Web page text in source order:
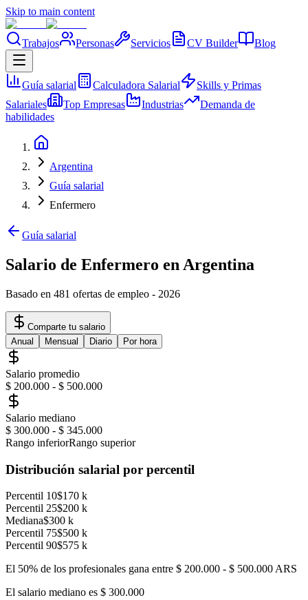
Skip to main content
Trabajos Personas Servicios CV Builder Blog
Guía salarial Calculadora Salarial
Skills y Primas
Salariales
Top Empresas Industrias
Demanda de
habilidades
Argentina
Guía salarial
Enfermero
Guía salarial
Salario de Enfermero en Argentina
Basado en 481 ofertas de empleo - 2026
Comparte tu salario
Anual
Mensual Diario Por hora
Salario promedio
$ 200.000 - $ 500.000
Salario mediano
$ 300.000 - $ 345.000
Rango inferiorRango superior
Distribución salarial por percentil
Percentil 10$170 k
Percentil 25$200 k
Mediana$300 k
Percentil 75$500 k
Percentil 90$575 k
El 50% de los profesionales gana entre $ 200.000 - $ 500.000 ARS
El salario mediano es $ 300.000